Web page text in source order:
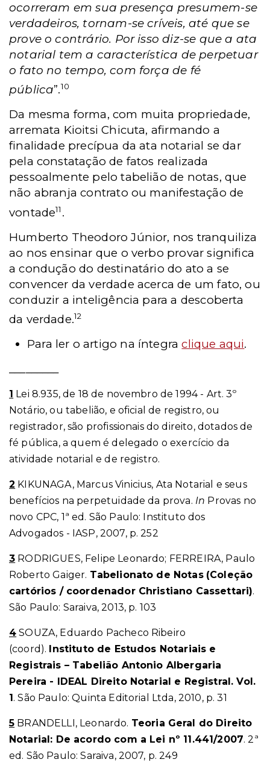
ocorreram em sua presença presumem-se
verdadeiros, tornam-se críveis, até que se
prove o contrário. Por isso diz-se que a ata
notarial tem a característica de perpetuar
o fato no tempo, com força de fé
pública”.10
Da mesma forma, com muita propriedade,
arremata Kioitsi Chicuta, afirmando a
finalidade precípua da ata notarial se dar
pela constatação de fatos realizada
pessoalmente pelo tabelião de notas, que
não abranja contrato ou manifestação de
vontade11 .
Humberto Theodoro Júnior, nos tranquiliza
ao nos ensinar que o verbo provar significa
a condução do destinatário do ato a se
convencer da verdade acerca de um fato, ou
conduzir a inteligência para a descoberta
da verdade.12
Para ler o artigo na íntegraclique aqui.
1 Lei 8.935, de 18 de novembro de 1994 - Art. 3º
Notário, ou tabelião, e oficial de registro, ou
registrador, são profissionais do direito, dotados de
fé pública, a quem é delegado o exercício da
atividade notarial e de registro.
2 KIKUNAGA, Marcus Vinicius, Ata Notarial e seus
benefícios na perpetuidade da prova. In Provas no
novo CPC, 1ª ed. São Paulo: Instituto dos
Advogados - IASP, 2007, p. 252
3 RODRIGUES, Felipe Leonardo; FERREIRA, Paulo
Roberto Gaiger. Tabelionato de Notas (Coleção
cartórios / coordenador Christiano Cassettari).
São Paulo: Saraiva, 2013, p. 103
4 SOUZA, Eduardo Pacheco Ribeiro
(coord). Instituto de Estudos Notariais e
Registrais – Tabelião Antonio Albergaria
Pereira - IDEAL Direito Notarial e Registral. Vol.
1. São Paulo: Quinta Editorial Ltda, 2010, p. 31
5 BRANDELLI, Leonardo. Teoria Geral do Direito
Notarial: De acordo com a Lei nº 11.441/2007. 2ª
ed. São Paulo: Saraiva, 2007, p. 249